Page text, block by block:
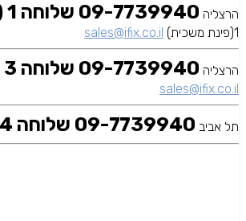
הרצליה 09-7739940 שלוחה 1 (מעבדה ראשית)
1(פינת משכית)
sales@ifix.co.il
הרצליה 09-7739940 שלוחה 3
sales@ifix.co.il
תל אביב 09-7739940 שלוחה 4